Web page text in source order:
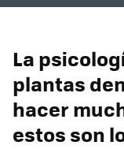
La
plantas
hacer
estos son